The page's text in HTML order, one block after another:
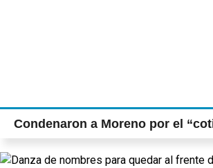
Condenaron a Moreno por el